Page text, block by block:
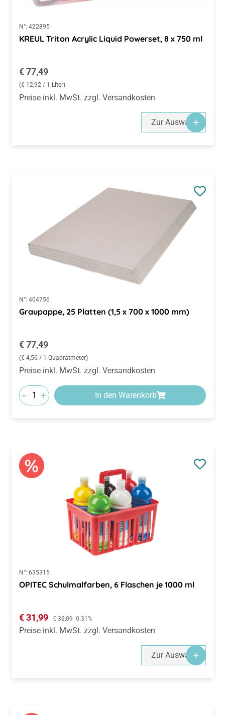
N°: 422895
KREUL Triton Acrylic Liquid Powerset, 8 x 750 ml
Regulärer Preis:
€ 77,49
(€ 12,92 / 1 Liter)
Preise inkl. MwSt. zzgl. Versandkosten
Zur Auswahl
N°: 404756
Graupappe, 25 Platten (1,5 x 700 x 1000 mm)
Regulärer Preis:
€ 77,49
(€ 4,56 / 1 Quadratmeter)
Preise inkl. MwSt. zzgl. Versandkosten
- + In den Warenkorb
N°: 635315
OPITEC Schulmalfarben, 6 Flaschen je 1000 ml
Verkaufspreis:
€ 31,99 Regulärer Preis:
€ 32,09 -0.31%
Preise inkl. MwSt. zzgl. Versandkosten
Zur Auswahl